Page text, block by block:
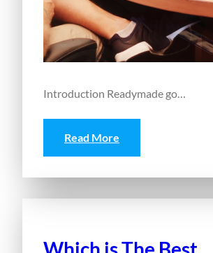
Introduction Readymade go…
Read More